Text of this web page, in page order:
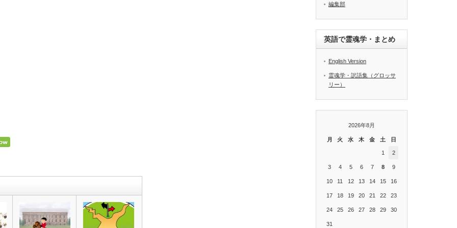
編集部
英語で霊魂学・まとめ
English Version
霊魂学・訳語集（グロッサ
リー）
2026年8月
月 火 水 木 金 土 日
1 2
3 4 5 6 7 8 9
10 11 12 13 14 15 16
17 18 19 20 21 22 23
24 25 26 27 28 29 30
31